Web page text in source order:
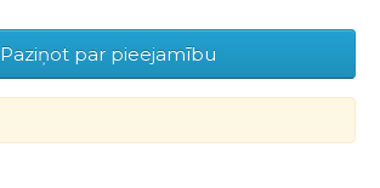
Paziņot par pieejamību